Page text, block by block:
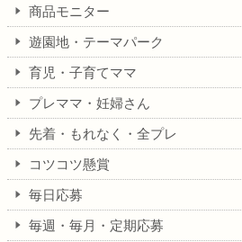
商品モニター
遊園地・テーマパーク
育児・子育てママ
プレママ・妊婦さん
先着・もれなく・全プレ
コツコツ懸賞
毎日応募
毎週・毎月・定期応募